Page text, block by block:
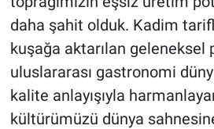
daha şahit olduk. Kadim
kuşağa aktarılan geleneksel
uluslararası gastronomi
kalite anlayışıyla
kültürümüzü dünya